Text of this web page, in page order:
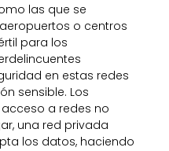
las que se
o centros
para los
en estas redes
sensible. Los
a redes no
una red privada
los datos, haciendo